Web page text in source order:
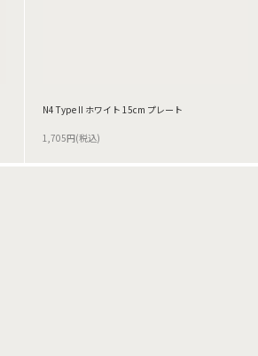
N4 Type II ホワイト 15cm プレート
1,705円(税込)